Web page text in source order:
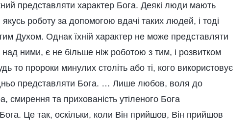
представляти характер Бога. Деякі люди мають
роботу за допомогою вдачі таких людей, і тоді
Духом. Однак їхній характер не може представляти
ними, є не більше ніж роботою з тим, і розвитком
то пророки минулих століть або ті, кого використовує
представляти Бога. … Лише любов, воля до
смирення та прихованість утіленого Бога
Це так, оскільки, коли Він прийшов, Він прийшов